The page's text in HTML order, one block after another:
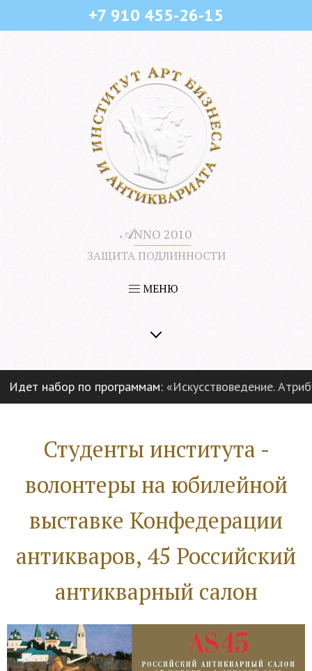
+7 910 455-26-15
𝒜NNO 2010
ЗАЩИТА ПОДЛИННОСТИ
МЕНЮ
набор по программам:«Искусствоведение.
Студенты института -
волонтеры на юбилейной
выставке Конфедерации
антикваров, 45 Российский
антикварный салон